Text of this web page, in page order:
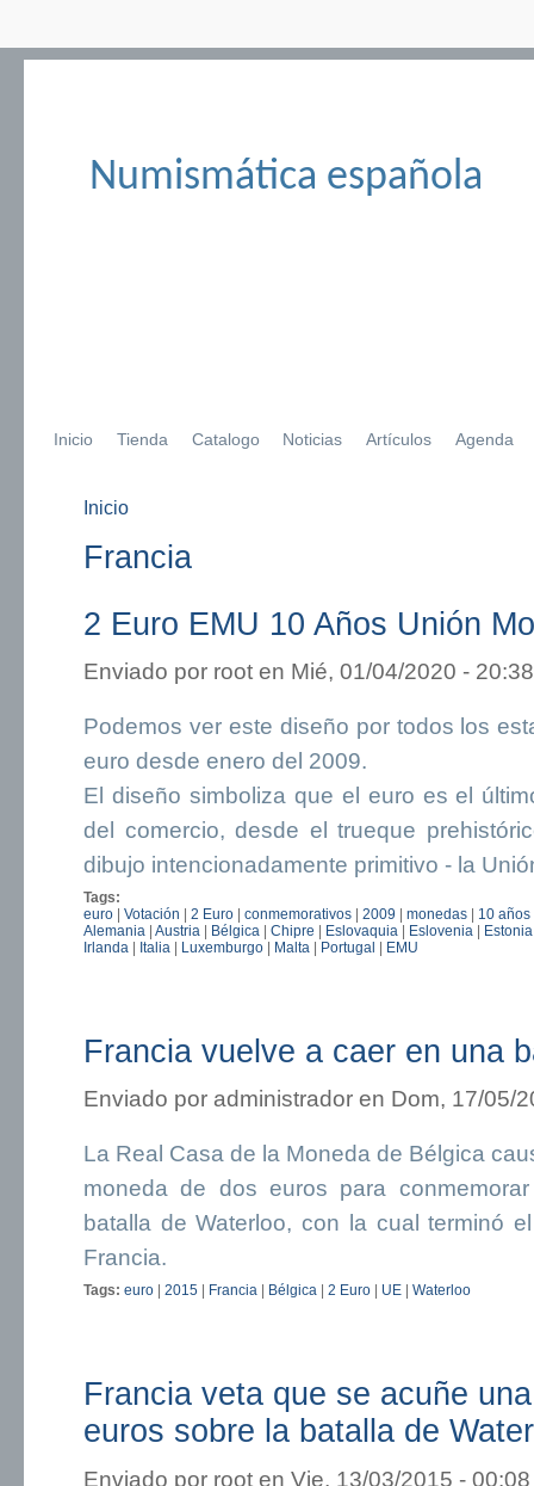
Numismática española
Inicio Tienda Catalogo Noticias Artículos Agenda
Inicio
Francia
2 Euro EMU 10 Años Unión
Enviado por root en Mié, 01/04/2020 - 20:38
Podemos ver este diseño por todos los
euro desde enero del 2009.
El diseño simboliza que el euro es el
del comercio, desde el trueque
dibujo intencionadamente primitivo - la
Tags:
euro
Votación 2 Euro conmemorativos 2009 monedas 10 años
Alemania Austria Bélgica Chipre Eslovaquia Eslovenia Estonia
Irlanda
Italia Luxemburgo Malta Portugal EMU
Francia vuelve a caer en una
Enviado por administrador en Dom, 17/05/
La Real Casa de la Moneda de Bélgica
moneda de dos euros para
batalla de Waterloo, con la cual terminó
Francia.
Tags: euro 2015 Francia Bélgica 2 Euro UE Waterloo
Francia veta que se acuñe
euros sobre la batalla de
Enviado por root en Vie, 13/03/2015 - 00:08